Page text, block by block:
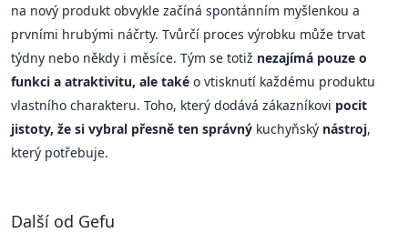
na nový produkt obvykle začíná spontánním myšlenkou a
prvními hrubými náčrty. Tvůrčí proces výrobku může trvat
týdny nebo někdy i měsíce. Tým se totiž nezajímá pouze o
funkci a atraktivitu, ale také o vtisknutí každému produktu
vlastního charakteru. Toho, který dodává zákazníkovi pocit
jistoty, že si vybral přesně ten správný kuchyňský nástroj,
který potřebuje.
Další od Gefu